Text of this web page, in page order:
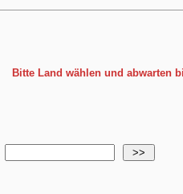
Bitte Land wählen und abwarten
>>